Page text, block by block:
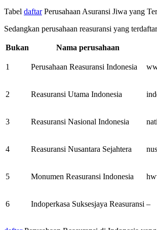
Tabel daftarPerusahaan Asuransi Jiwa yang
Sedangkan perusahaan reasuransi yang
Bukan Nama perusahaan
1 Perusahaan Reasuransi Indonesia
2 Reasuransi Utama Indonesia
3 Reasuransi Nasional Indonesia
4 Reasuransi Nusantara Sejahtera
5 Monumen Reasuransi Indonesia
6 Indoperkasa Suksesjaya Reasuransi –